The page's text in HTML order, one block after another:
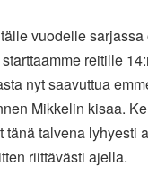
vuodelle sarjassa
reitille
nyt saavuttua
Mikkelin kisaa.
talvena lyhyesti
riittävästi ajella.